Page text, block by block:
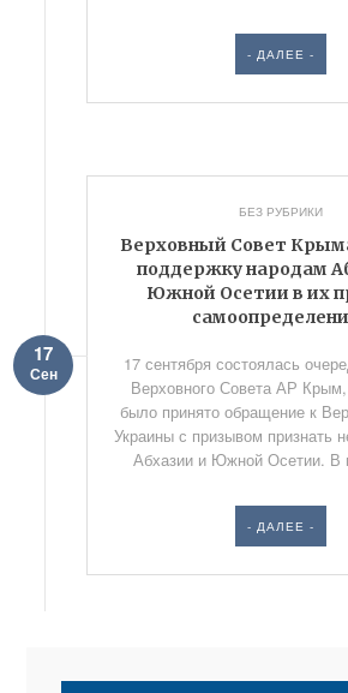
- ДАЛЕЕ -
БЕЗ РУБРИКИ
Верховный Совет
поддержку народам
Южной Осетии в их
17
Сен
17 сентября состоялась
Верховного Совета АР Крым,
было принято обращение к
Украины с призывом признать
Абхазии и Южной Осетии. В
- ДАЛЕЕ -